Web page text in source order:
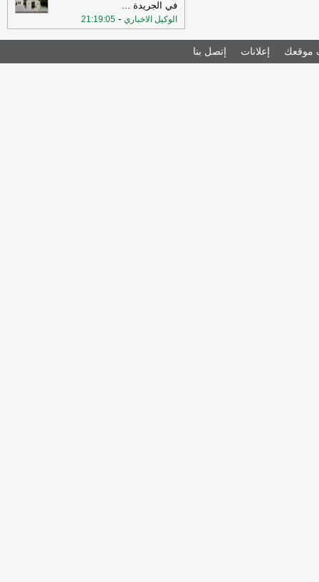
في الجريدة ...
الوكيل الاخباري -
21:19:05
موقعك إعلانات إتصل بنا